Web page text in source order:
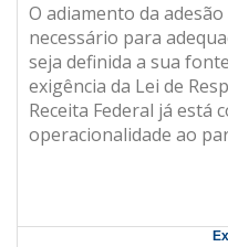
O adiamento da
necessário para
seja definida a sua
exigência da Lei de
Receita Federal já
operacionalidade ao